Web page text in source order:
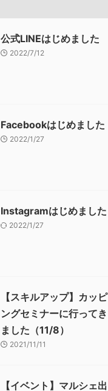
公式LINEはじめました
2022/7/12
Facebookはじめました
2022/1/27
Instagramはじめました
2022/1/27
【スキルアップ】カッピ
ングセミナーに行ってき
ました（11/8）
2021/11/11
【イベント】マルシェ出